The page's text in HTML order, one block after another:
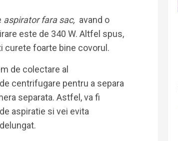
aspirator fara sac, avand o
este de 340 W. Altfel spus,
curete foarte bine covorul.
de colectare al
centrifugare pentru a separa
separata. Astfel, va fi
aspiratie si vei evita